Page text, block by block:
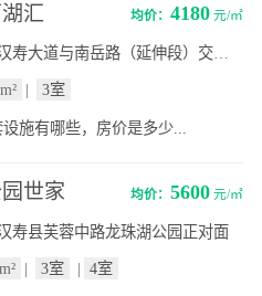
汇 均价： 4180元/㎡
[汉寿县]汉寿大道与南岳路（延伸段）交汇处东南角
| 3室
施有哪些，房价是多少...
世家 均价： 5600元/㎡
寿县芙蓉中路龙珠湖公园正对面
| 3室 | 4室